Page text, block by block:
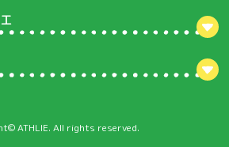
ATHLIE. All rights reserved.